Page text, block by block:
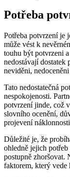
Potřeba
Potřeba potvrzení je
může vést k
touhu být potvrzeni
nedostávají dostatek
neviděni,
Tato nedostatečná
nespokojenosti.
potvrzení jinde, což
slovního ocenění,
projevení
Důležité je, že
ohledně jejich
postupně zhoršovat.
faktorem, který vede